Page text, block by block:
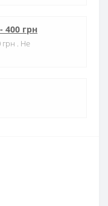
грн
. Не